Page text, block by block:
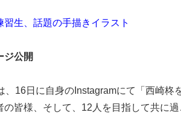
習生、話題の手描きイラスト
ジ公開
、16日に自身のInstagramにて「西崎
の皆様、そして、12人を目指して共に